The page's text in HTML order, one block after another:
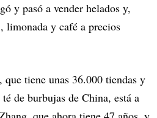
y pasó a vender helados y,
limonada y café a precios
tiene unas 36.000 tiendas y
de burbujas de China, está a